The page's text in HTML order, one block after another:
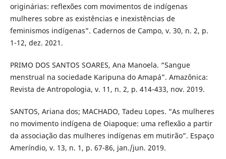
originárias: reflexões com movimentos de indígenas
mulheres sobre as existências e inexistências de
feminismos indígenas”. Cadernos de Campo, v. 30, n. 2, p.
1-12, dez. 2021.
PRIMO DOS SANTOS SOARES, Ana Manoela. “Sangue
menstrual na sociedade Karipuna do Amapá”. Amazônica:
Revista de Antropologia, v. 11, n. 2, p. 414-433, nov. 2019.
SANTOS, Ariana dos; MACHADO, Tadeu Lopes. “As mulheres
no movimento indígena de Oiapoque: uma reflexão a partir
da associação das mulheres indígenas em mutirão”. Espaço
Ameríndio, v. 13, n. 1, p. 67-86, jan./jun. 2019.